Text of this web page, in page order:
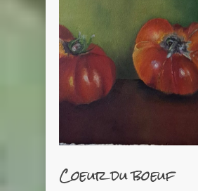
Coeur du boeuf